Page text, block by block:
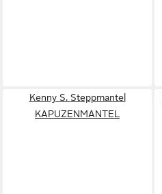
Kenny S. Steppmantel
KAPUZENMANTEL